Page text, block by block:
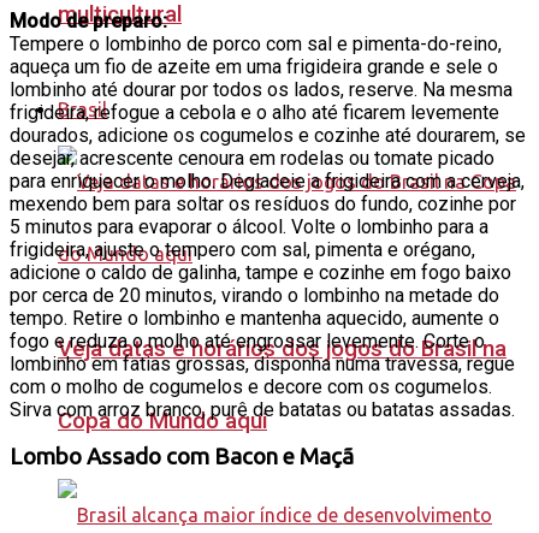
multicultural
Brasil
Veja datas e horários dos jogos do Brasil na
Copa do Mundo aqui
Modo de preparo:
Tempere o lombinho de porco com sal e pimenta-do-reino,
aqueça um fio de azeite em uma frigideira grande e sele o
lombinho até dourar por todos os lados, reserve. Na mesma
frigideira, refogue a cebola e o alho até ficarem levemente
dourados, adicione os cogumelos e cozinhe até dourarem, se
desejar, acrescente cenoura em rodelas ou tomate picado
para enriquecer o molho. Deglaceie a frigideira com a cerveja,
mexendo bem para soltar os resíduos do fundo, cozinhe por
5 minutos para evaporar o álcool. Volte o lombinho para a
frigideira, ajuste o tempero com sal, pimenta e orégano,
adicione o caldo de galinha, tampe e cozinhe em fogo baixo
por cerca de 20 minutos, virando o lombinho na metade do
tempo. Retire o lombinho e mantenha aquecido, aumente o
fogo e reduza o molho até engrossar levemente. Corte o
lombinho em fatias grossas, disponha numa travessa, regue
com o molho de cogumelos e decore com os cogumelos.
Sirva com arroz branco, purê de batatas ou batatas assadas.
Lombo Assado com Bacon e Maçã